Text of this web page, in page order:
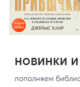
новинки
пополняем